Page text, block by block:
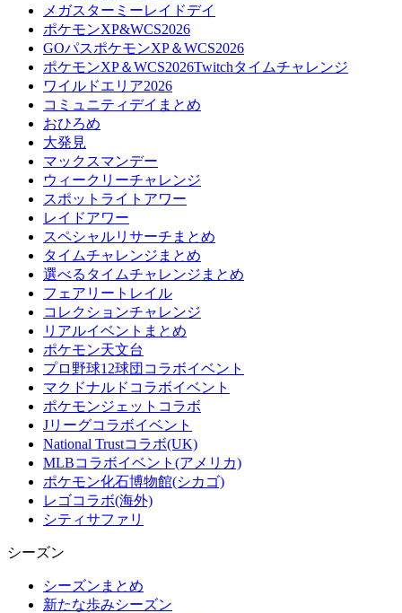
メガスターミーレイドデイ
ポケモンXP&WCS2026
GOパスポケモンXP＆WCS2026
ポケモンXP＆WCS2026Twitchタイムチャレンジ
ワイルドエリア2026
コミュニティデイまとめ
おひろめ
大発見
マックスマンデー
ウィークリーチャレンジ
スポットライトアワー
レイドアワー
スペシャルリサーチまとめ
タイムチャレンジまとめ
選べるタイムチャレンジまとめ
フェアリートレイル
コレクションチャレンジ
リアルイベントまとめ
ポケモン天文台
プロ野球12球団コラボイベント
マクドナルドコラボイベント
ポケモンジェットコラボ
Jリーグコラボイベント
National Trustコラボ(UK)
MLBコラボイベント(アメリカ)
ポケモン化石博物館(シカゴ)
レゴコラボ(海外)
シティサファリ
シーズン
シーズンまとめ
新たな歩みシーズン